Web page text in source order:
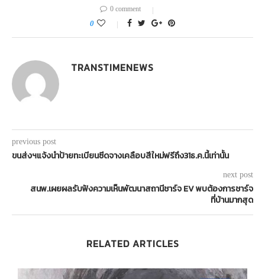
0 comment
0
TRANSTIMENEWS
previous post
ขนส่งฯแจ้งนำป้ายทะเบียนซีดจางเคลือบสีใหม่ฟรีถึง31ธ.ค.นี้เท่านั้น
next post
สนพ.เผยผลรับฟังความเห็นพัฒนาสถานีชาร์จ EV พบต้องการชาร์จ
ที่บ้านมากสุด
RELATED ARTICLES